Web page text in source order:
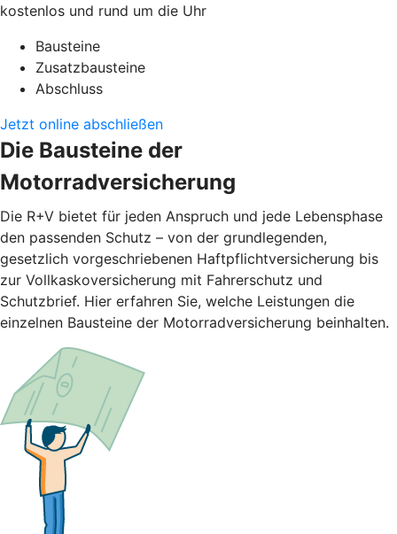
kostenlos und rund um die Uhr
Bausteine
Zusatzbausteine
Abschluss
Jetzt online abschließen
Die Bausteine der
Motorradversicherung
Die R+V bietet für jeden Anspruch und jede Lebensphase
den passenden Schutz – von der grundlegenden,
gesetzlich vorgeschriebenen Haftpflichtversicherung bis
zur Vollkaskoversicherung mit Fahrerschutz und
Schutzbrief. Hier erfahren Sie, welche Leistungen die
einzelnen Bausteine der Motorradversicherung beinhalten.